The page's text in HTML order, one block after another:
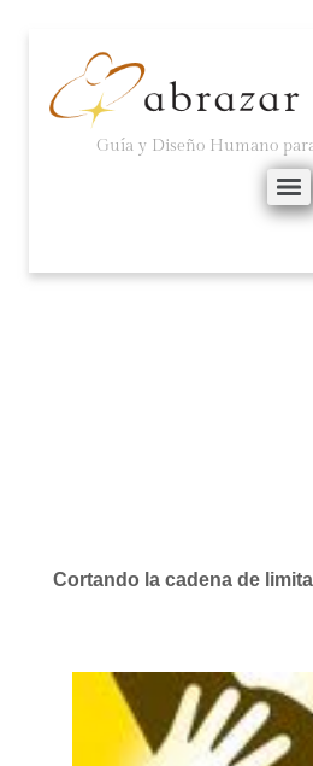
Guía y Diseño Humano
Cortando la cadena de